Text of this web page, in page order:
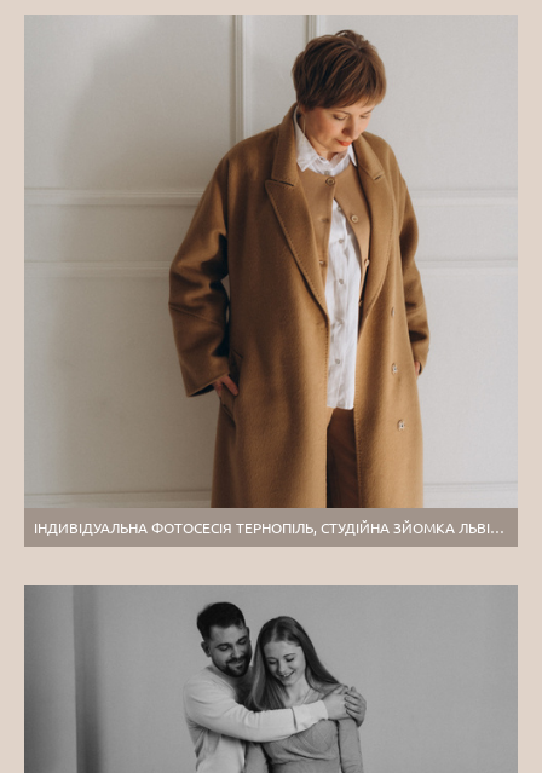
ІНДИВІДУАЛЬНА ФОТОСЕСІЯ ТЕРНОПІЛЬ, СТУДІЙНА ЗЙОМКА ЛЬВІВ, ПОРТРЕТНИЙ ФОТОГРАФ ТЕРНОПІЛЬ, КОНТЕНТ-ФОТОСЕСІЯ